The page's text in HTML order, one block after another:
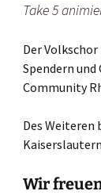
Take 5
Der
Spendern
Community
Des Weiteren
Wir